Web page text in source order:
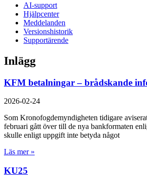
AI-support
Hjälpcenter
Meddelanden
Versionshistorik
Supportärende
Inlägg
KFM betalningar – brådskande
2026-02-24
Som Kronofogdemyndigheten tidigare
februari gått över till de nya bankformaten
skulle enligt uppgift inte betyda något
Läs mer »
KU25